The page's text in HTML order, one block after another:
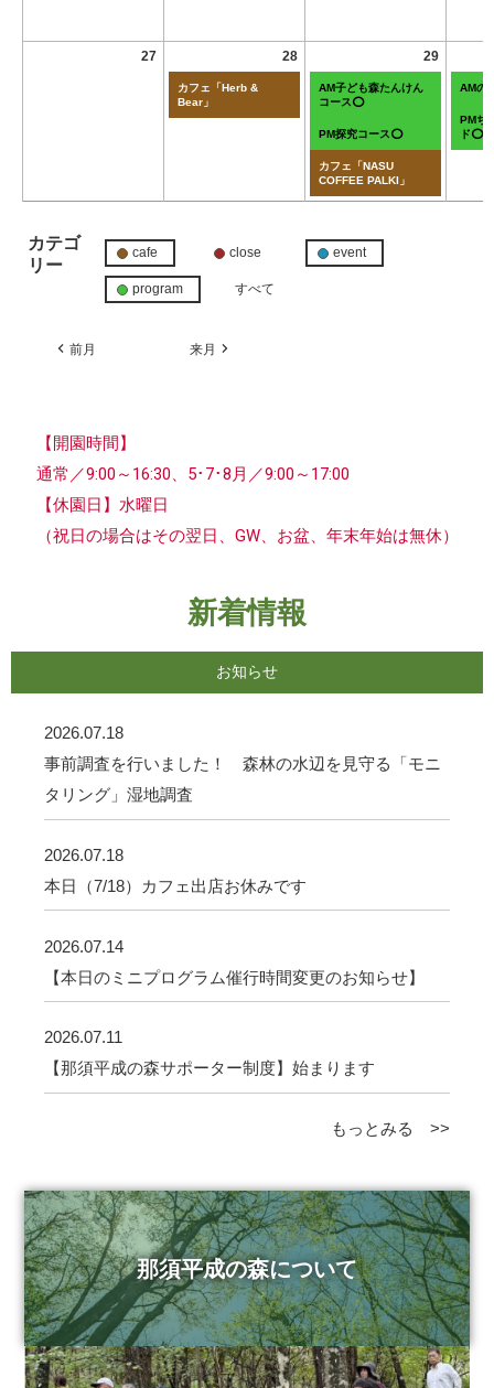
27 28
カフェ「Herb &
Bear」
29
AM子ども森たんけん
コース⭕
PM探究コース⭕
カフェ「NASU
COFFEE PALKI」
AMの
PMち
ド⭕
カテゴ
リー
cafe close event
program すべて
前月 来月
【開園時間】
通常／9:00～16:30、5･7･8月／9:00～17:00
【休園日】水曜日
（祝日の場合はその翌日、GW、お盆、年末年始は無休）
新着情報
お知らせ
2026.07.18
事前調査を行いました！ 森林の水辺を見守る「モニ
タリング」湿地調査
2026.07.18
本日（7/18）カフェ出店お休みです
2026.07.14
【本日のミニプログラム催行時間変更のお知らせ】
2026.07.11
【那須平成の森サポーター制度】始まります
もっとみる >>
那須平成の森について